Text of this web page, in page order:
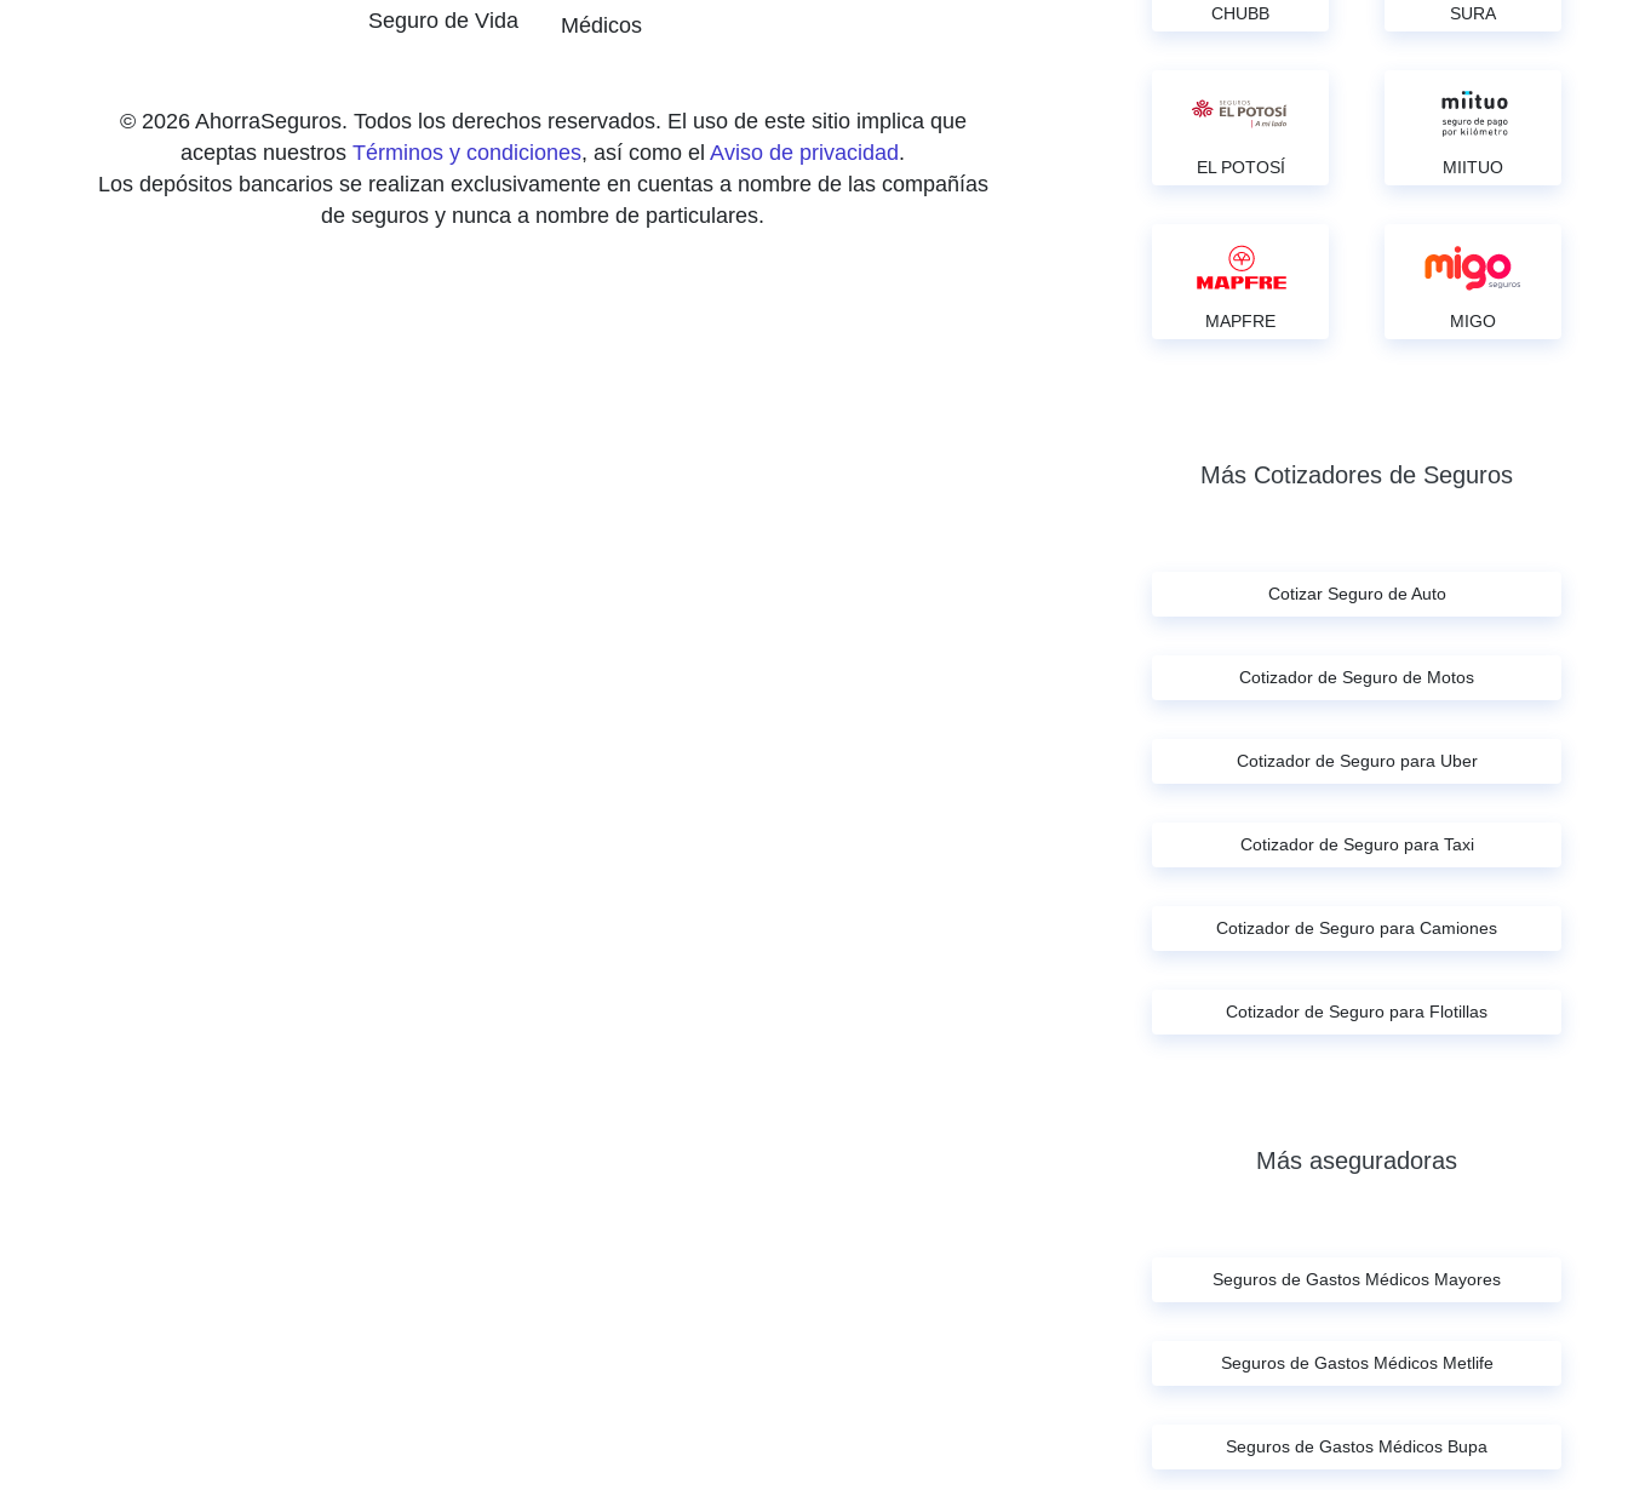
Seguro de Vida
Médicos
© 2026 AhorraSeguros. Todos los derechos reservados. El uso de este sitio implica que
aceptas nuestros Términos y condiciones, así como el Aviso de privacidad.
Los depósitos bancarios se realizan exclusivamente en cuentas a nombre de las compañías
de seguros y nunca a nombre de particulares.
CHUBB SURA
EL POTOSÍ MIITUO
MAPFRE MIGO
Más Cotizadores de Seguros
Cotizar Seguro de Auto
Cotizador de Seguro de Motos
Cotizador de Seguro para Uber
Cotizador de Seguro para Taxi
Cotizador de Seguro para Camiones
Cotizador de Seguro para Flotillas
Más aseguradoras
Seguros de Gastos Médicos Mayores
Seguros de Gastos Médicos Metlife
Seguros de Gastos Médicos Bupa